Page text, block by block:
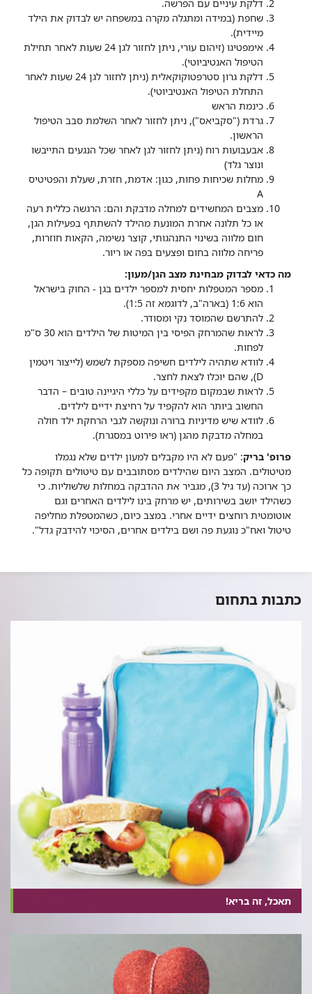
דלקת עיניים עם הפרשה.
שחפת (במידה ומתגלה מקרה במשפחה יש לבדוק את הילד
מיידית).
אימפטיגו (זיהום עורי, ניתן לחזור לגן 24 שעות לאחר תחילת
הטיפול האנטיביוטי).
דלקת גרון סטרפטוקוקאלית (ניתן לחזור לגן 24 שעות לאחר
התחלת הטיפול האנטיביוטי).
כינמת הראש
גרדת ("סקביאס"), ניתן לחזור לאחר השלמת סבב הטיפול
הראשון.
אבעבועות רוח (ניתן לחזור לגן לאחר שכל הנגעים התייבשו
ונוצר גלד)
מחלות שכיחות פחות, כגון: אדמת, חזרת, שעלת והפטיטיס
A
מצבים המחשידים למחלה מדבקת והם: הרגשה כללית רעה
או כל תלונה אחרת המונעת מהילד להשתתף בפעילות הגן,
חום מלווה בשינוי התנהגותי, קוצר נשימה, הקאות חוזרות,
פריחה מלווה בחום ופצעים בפה או ריור.
מה כדאי לבדוק מבחינת מצב הגן/מעון:
מספר המטפלות יחסית למספר ילדים בגן - החוק בישראל
הוא 1:6 (בארה"ב, לדוגמא זה 1:5).
להתרשם שהמוסד נקי ומסודר.
לראות שהמרחק הפיסי בין המיטות של הילדים הוא 30 ס"מ
לפחות.
לוודא שתהיה לילדים חשיפה מספקת לשמש (לייצור ויטמין
D), שהם יוכלו לצאת לחצר.
לראות שבמקום מקפידים על כללי היגיינה טובים – הדבר
החשוב ביותר הוא להקפיד על רחיצת ידיים לילדים.
לוודא שיש מדיניות ברורה ונוקשה לגבי הרחקת ילד חולה
במחלה מדבקת מהגן (ראו פירוט במסגרת).
פרופ' בריק: "פעם לא היו מקבלים למעון ילדים שלא נגמלו
מטיטולים. המצב היום שהילדים מסתובבים עם טיטולים תקופה כל
כך ארוכה (עד גיל 3), מגביר את ההדבקה במחלות שלשוליות. כי
כשהילד יושב בשירותים, יש מרחק בינו לילדים האחרים וגם
אוטומטית רוחצים ידיים אחרי. במצב כיום, כשהמטפלת מחליפה
טיטול ואח"כ נוגעת פה ושם בילדים אחרים, הסיכוי להידבק גדל".
כתבות בתחום
תאכל, זה בריא!